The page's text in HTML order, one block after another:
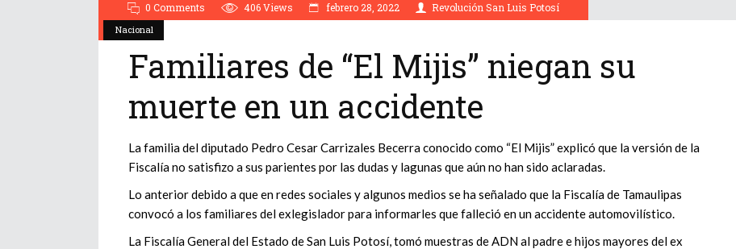
Nacional
0 Comments 406Views febrero 28, 2022 Revolución San Luis Potosí
Familiares de “El Mijis” niegan su
muerte en un accidente
La familia del diputado Pedro Cesar Carrizales Becerra conocido como “El Mijis” explicó que la versión de la
Fiscalía no satisfizo a sus parientes por las dudas y lagunas que aún no han sido aclaradas.
Lo anterior debido a que en redes sociales y algunos medios se ha señalado que la Fiscalía de Tamaulipas
convocó a los familiares del exlegislador para informarles que falleció en un accidente automovilístico.
La Fiscalía General del Estado de San Luis Potosí, tomó muestras de ADN al padre e hijos mayores del ex